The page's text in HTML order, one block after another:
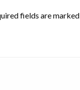
fields are marked